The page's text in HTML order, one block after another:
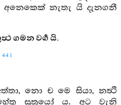
නැතැ යි දැනගනී
ගමන වර්‍ග යි.
441
නො ච මෙ සියා, නත්‍ථි
සූත්‍රයෝ ය. අට වැනි